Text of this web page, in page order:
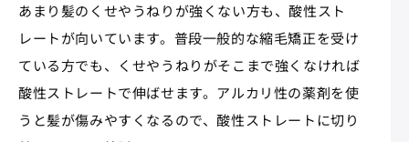
あまり髪のくせやうねりが強くない方も、酸性スト
レートが向いています。普段一般的な縮毛矯正を受け
ている方でも、くせやうねりがそこまで強くなければ
酸性ストレートで伸ばせます。アルカリ性の薬剤を使
うと髪が傷みやすくなるので、酸性ストレートに切り